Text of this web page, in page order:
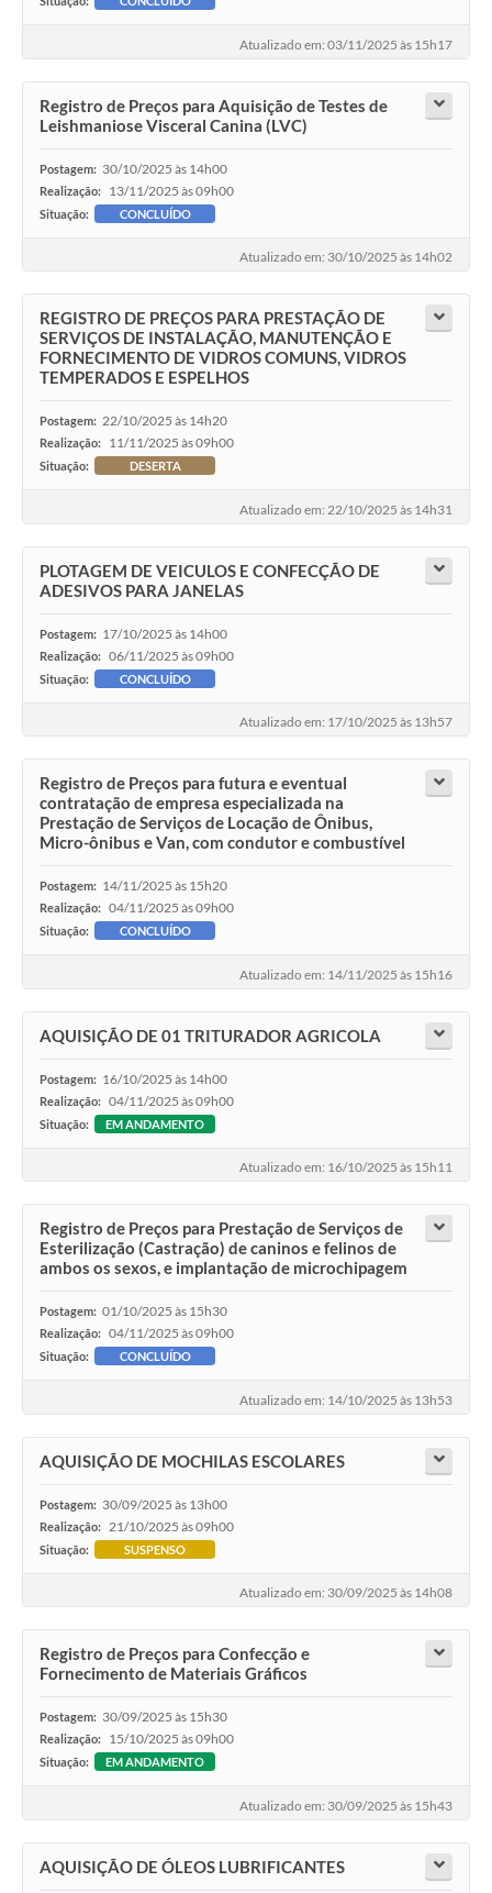
Atualizado em: 03/11/2025 às 15h17
Registro de Preços para Aquisição de Testes de
Leishmaniose Visceral Canina (LVC)
Postagem: 30/10/2025 às 14h00
Realização: 13/11/2025 às 09h00
Situação: CONCLUÍDO
Atualizado em: 30/10/2025 às 14h02
REGISTRO DE PREÇOS PARA PRESTAÇÃO DE
SERVIÇOS DE INSTALAÇÃO, MANUTENÇÃO E
FORNECIMENTO DE VIDROS COMUNS, VIDROS
TEMPERADOS E ESPELHOS
Postagem: 22/10/2025 às 14h20
Realização: 11/11/2025 às 09h00
Situação: DESERTA
Atualizado em: 22/10/2025 às 14h31
PLOTAGEM DE VEICULOS E CONFECÇÃO DE
ADESIVOS PARA JANELAS
Postagem: 17/10/2025 às 14h00
Realização: 06/11/2025 às 09h00
Situação: CONCLUÍDO
Atualizado em: 17/10/2025 às 13h57
Registro de Preços para futura e eventual
contratação de empresa especializada na
Prestação de Serviços de Locação de Ônibus,
Micro-ônibus e Van, com condutor e combustível
Postagem: 14/11/2025 às 15h20
Realização: 04/11/2025 às 09h00
Situação: CONCLUÍDO
Atualizado em: 14/11/2025 às 15h16
AQUISIÇÃO DE 01 TRITURADOR AGRICOLA
Postagem: 16/10/2025 às 14h00
Realização: 04/11/2025 às 09h00
Situação: EM ANDAMENTO
Atualizado em: 16/10/2025 às 15h11
Registro de Preços para Prestação de Serviços de
Esterilização (Castração) de caninos e felinos de
ambos os sexos, e implantação de microchipagem
Postagem: 01/10/2025 às 15h30
Realização: 04/11/2025 às 09h00
Situação: CONCLUÍDO
Atualizado em: 14/10/2025 às 13h53
AQUISIÇÃO DE MOCHILAS ESCOLARES
Postagem: 30/09/2025 às 13h00
Realização: 21/10/2025 às 09h00
Situação: SUSPENSO
Atualizado em: 30/09/2025 às 14h08
Registro de Preços para Confecção e
Fornecimento de Materiais Gráficos
Postagem: 30/09/2025 às 15h30
Realização: 15/10/2025 às 09h00
Situação: EM ANDAMENTO
Atualizado em: 30/09/2025 às 15h43
AQUISIÇÃO DE ÓLEOS LUBRIFICANTES